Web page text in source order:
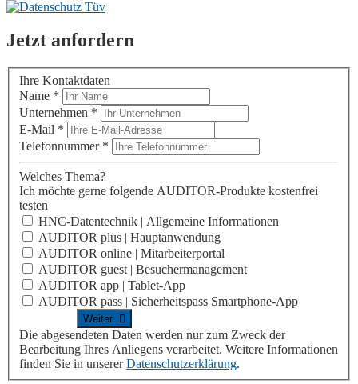
Jetzt anfordern
Ihre Kontaktdaten
Name *
Unternehmen *
E-Mail *
Telefonnummer *
Welches Thema?
Ich möchte gerne folgende AUDITOR-Produkte kostenfrei
testen
HNC-Datentechnik | Allgemeine Informationen
AUDITOR plus | Hauptanwendung
AUDITOR online | Mitarbeiterportal
AUDITOR guest | Besuchermanagement
AUDITOR app | Tablet-App
AUDITOR pass | Sicherheitspass Smartphone-App
Die abgesendeten Daten werden nur zum Zweck der
Bearbeitung Ihres Anliegens verarbeitet. Weitere Informationen
finden Sie in unsererDatenschutzerklärung.